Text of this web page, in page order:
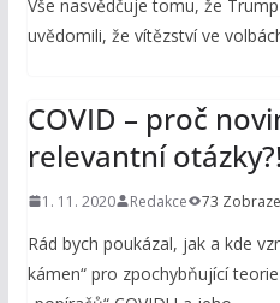
Vše nasvědčuje tomu, že
uvědomili, že vítězství ve
COVID – proč
relevantní otázky?!
1. 11. 2020 Redakce 73
Rád bych poukázal, jak a kde
kámen“ pro zpochybňující